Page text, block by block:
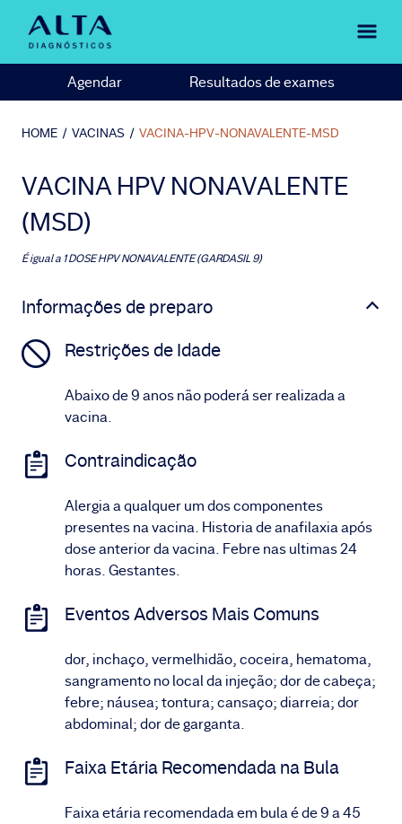
Agendar Resultados de exames
HOME / VACINAS / VACINA-HPV-NONAVALENTE-MSD
VACINA HPV NONAVALENTE
(MSD)
É igual a 1 DOSE HPV NONAVALENTE (GARDASIL 9)
Informações de preparo
Restrições de Idade
Abaixo de 9 anos não poderá ser realizada a
vacina.
Contraindicação
Alergia a qualquer um dos componentes
presentes na vacina. Historia de anafilaxia após
dose anterior da vacina. Febre nas ultimas 24
horas. Gestantes.
Eventos Adversos Mais Comuns
dor, inchaço, vermelhidão, coceira, hematoma,
sangramento no local da injeção; dor de cabeça;
febre; náusea; tontura; cansaço; diarreia; dor
abdominal; dor de garganta.
Faixa Etária Recomendada na Bula
Faixa etária recomendada em bula é de 9 a 45